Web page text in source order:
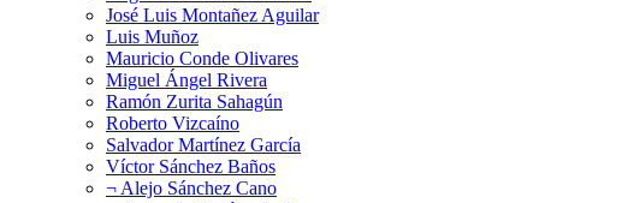
José Luis Montañez Aguilar
Luis Muñoz
Mauricio Conde Olivares
Miguel Ángel Rivera
Ramón Zurita Sahagún
Roberto Vizcaíno
Salvador Martínez García
Víctor Sánchez Baños
¬ Alejo Sánchez Cano